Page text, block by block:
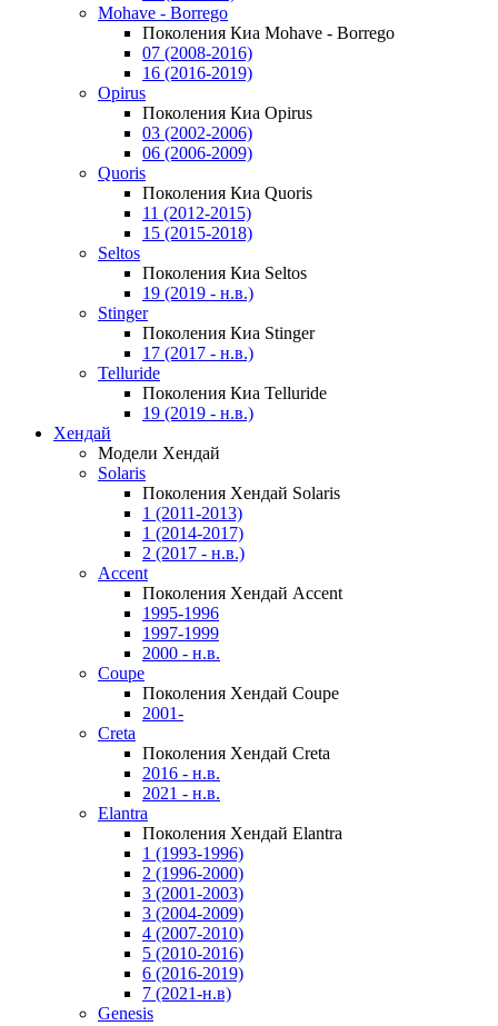
Mohave - Borrego
Поколения Киа Mohave - Borrego
07 (2008-2016)
16 (2016-2019)
Opirus
Поколения Киа Opirus
03 (2002-2006)
06 (2006-2009)
Quoris
Поколения Киа Quoris
11 (2012-2015)
15 (2015-2018)
Seltos
Поколения Киа Seltos
19 (2019 - н.в.)
Stinger
Поколения Киа Stinger
17 (2017 - н.в.)
Telluride
Поколения Киа Telluride
19 (2019 - н.в.)
Хендай
Модели Хендай
Solaris
Поколения Хендай Solaris
1 (2011-2013)
1 (2014-2017)
2 (2017 - н.в.)
Accent
Поколения Хендай Accent
1995-1996
1997-1999
2000 - н.в.
Coupe
Поколения Хендай Coupe
2001-
Creta
Поколения Хендай Creta
2016 - н.в.
2021 - н.в.
Elantra
Поколения Хендай Elantra
1 (1993-1996)
2 (1996-2000)
3 (2001-2003)
3 (2004-2009)
4 (2007-2010)
5 (2010-2016)
6 (2016-2019)
7 (2021-н.в)
Genesis